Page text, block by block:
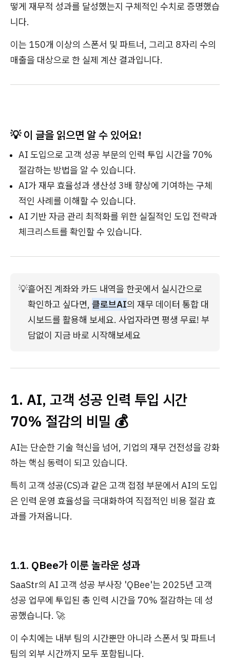
떻게 재무적 성과를 달성했는지 구체적인 수치로 증명했습
니다.
이는 150개 이상의 스폰서 및 파트너, 그리고 8자리 수의
매출을 대상으로 한 실제 계산 결과입니다.
💡 이 글을 읽으면 알 수 있어요!
AI 도입으로 고객 성공 부문의 인력 투입 시간을 70%
절감하는 방법을 알 수 있습니다.
AI가 재무 효율성과 생산성 3배 향상에 기여하는 구체
적인 사례를 이해할 수 있습니다.
AI 기반 자금 관리 최적화를 위한 실질적인 도입 전략과
체크리스트를 확인할 수 있습니다.
💡흩어진 계좌와 카드 내역을 한곳에서 실시간으로
확인하고 싶다면, 클로브AI의 재무 데이터 통합 대
시보드를 활용해 보세요. 사업자라면 평생 무료! 부
담없이 지금 바로 시작해보세요
1. AI, 고객 성공 인력 투입 시간
70% 절감의 비밀 💰
AI는 단순한 기술 혁신을 넘어, 기업의 재무 건전성을 강화
하는 핵심 동력이 되고 있습니다.
특히 고객 성공(CS)과 같은 고객 접점 부문에서 AI의 도입
은 인력 운영 효율성을 극대화하여 직접적인 비용 절감 효
과를 가져옵니다.
1.1. QBee가 이룬 놀라운 성과
SaaStr의 AI 고객 성공 부사장 'QBee'는 2025년 고객
성공 업무에 투입된 총 인력 시간을 70% 절감하는 데 성
공했습니다. 🚀
이 수치에는 내부 팀의 시간뿐만 아니라 스폰서 및 파트너
팀의 외부 시간까지 모두 포함됩니다.